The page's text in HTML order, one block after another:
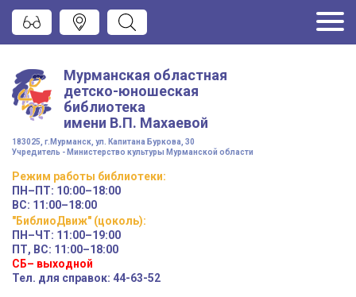
Мурманская областная
детско-юношеская
библиотека
имени В.П. Махаевой
183025, г.Мурманск, ул. Капитана Буркова, 30
Учредитель - Министерство культуры Мурманской области
Режим работы библиотеки:
ПН–ПТ: 10:00–18:00
ВС: 11:00–18:00
"БиблиоДвиж" (цоколь):
ПН–ЧТ: 11:00–19:00
ПТ, ВС: 11:00–18:00
СБ– выходной
Тел. для справок: 44-63-52